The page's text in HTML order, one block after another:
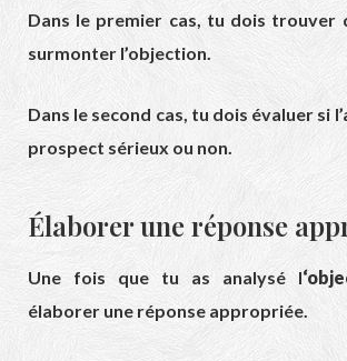
Dans le premier cas, tu dois trouver
surmonter l’objection.
Dans le second cas, tu dois évaluer si
prospect sérieux ou non.
Élaborer une réponse
Une fois que tu as analysé l
élaborer une réponse appropriée.